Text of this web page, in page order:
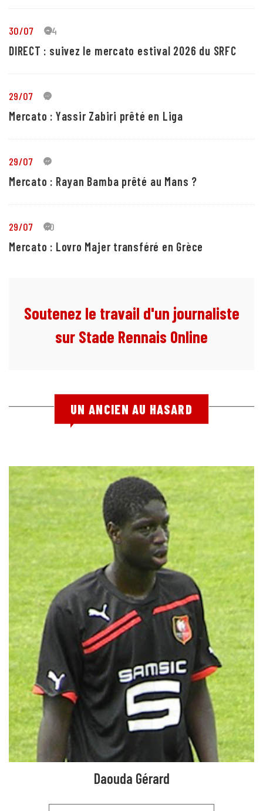
30/07 24
DIRECT : suivez le mercato estival 2026 du SRFC
29/07 5
Mercato : Yassir Zabiri prêté en Liga
29/07 1
Mercato : Rayan Bamba prêté au Mans ?
29/07 10
Mercato : Lovro Majer transféré en Grèce
Soutenez le travail d'un journaliste
sur Stade Rennais Online
UN ANCIEN AU HASARD
Daouda Gérard